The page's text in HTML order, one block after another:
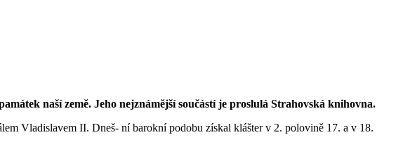
naší země. Jeho nejznámější součástí je proslulá Strahovská knihovna.
Vladislavem II. Dneš- ní barokní podobu získal klášter v 2. polovině 17. a v 18.